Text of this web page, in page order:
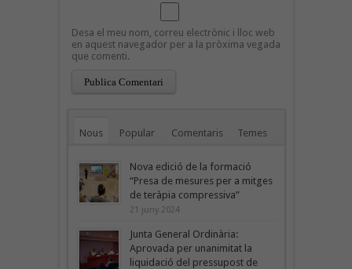
Desa el meu nom, correu electrònic i lloc web
en aquest navegador per a la pròxima vegada
que comenti.
Nous Popular Comentaris Temes
Nova edició de la formació
“Presa de mesures per a mitges
de teràpia compressiva”
21 juny 2024
Junta General Ordinària:
Aprovada per unanimitat la
liquidació del pressupost de